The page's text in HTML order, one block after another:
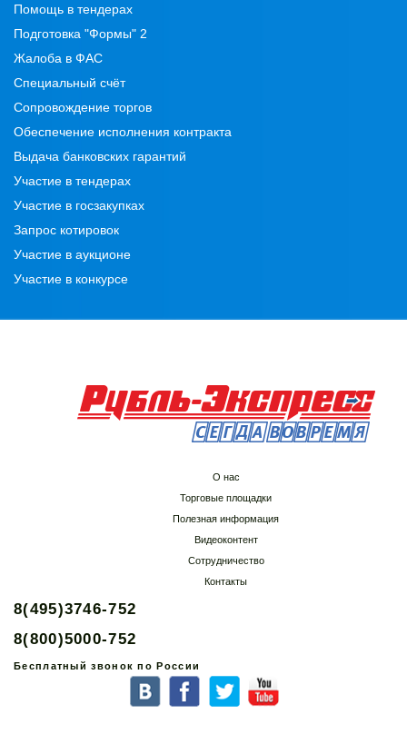
Помощь в тендерах
Подготовка "Формы" 2
Жалоба в ФАС
Специальный счёт
Сопровождение торгов
Обеспечение исполнения контракта
Выдача банковских гарантий
Участие в тендерах
Участие в госзакупках
Запрос котировок
Участие в аукционе
Участие в конкурсе
О нас
Торговые площадки
Полезная информация
Видеоконтент
Сотрудничество
Контакты
8(495)3746-752
8(800)5000-752
Бесплатный звонок по России